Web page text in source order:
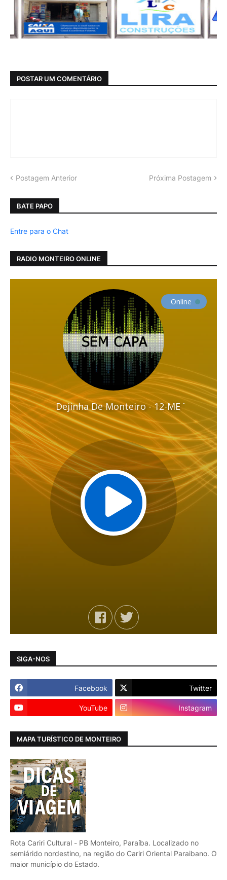
POSTAR UM COMENTÁRIO
Postagem Anterior Próxima Postagem
BATE PAPO
Entre para o Chat
RADIO MONTEIRO ONLINE
SIGA-NOS
Facebook Twitter
YouTube Instagram
MAPA TURÍSTICO DE MONTEIRO
Rota Cariri Cultural - PB Monteiro, Paraíba. Localizado no
semiárido nordestino, na região do Cariri Oriental Paraibano. O
maior município do Estado.